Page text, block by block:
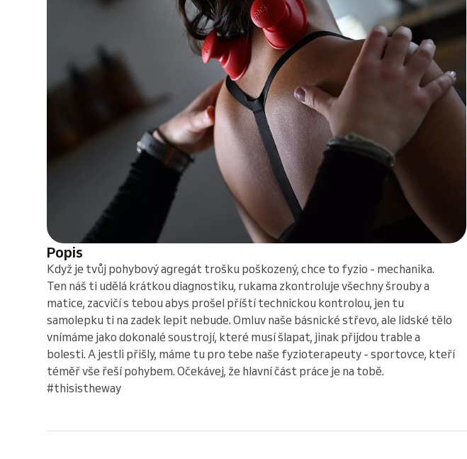
Popis
Když je tvůj pohybový agregát trošku poškozený, chce to fyzio - mechanika.
Ten náš ti udělá krátkou diagnostiku, rukama zkontroluje všechny šrouby a
matice, zacvičí s tebou abys prošel příští technickou kontrolou, jen tu
samolepku ti na zadek lepit nebude. Omluv naše básnické střevo, ale lidské tělo
vnímáme jako dokonalé soustrojí, které musí šlapat, jinak přijdou trable a
bolesti. A jestli přišly, máme tu pro tebe naše fyzioterapeuty - sportovce, kteří
téměř vše řeší pohybem. Očekávej, že hlavní část práce je na tobě.
#thisistheway